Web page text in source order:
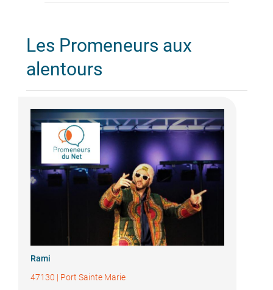
Les Promeneurs aux
alentours
Rami
47130 | Port Sainte Marie